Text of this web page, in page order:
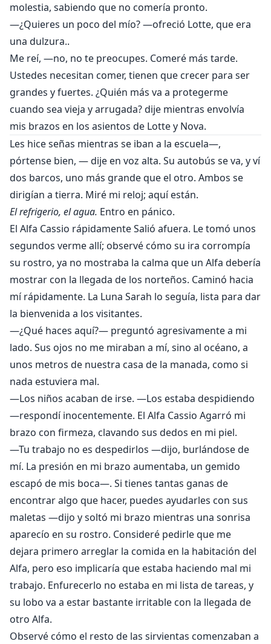
molestia, sabiendo que no comería pronto.
—¿Quieres un poco del mío? —ofreció Lotte, que era
una dulzura..
Me reí, —no, no te preocupes. Comeré más tarde.
Ustedes necesitan comer, tienen que crecer para ser
grandes y fuertes. ¿Quién más va a protegerme
cuando sea vieja y arrugada? dije mientras envolvía
mis brazos en los asientos de Lotte y Nova.
Les hice señas mientras se iban a la escuela—,
pórtense bien, — dije en voz alta. Su autobús se va, y ví
dos barcos, uno más grande que el otro. Ambos se
dirigían a tierra. Miré mi reloj; aquí están.
El refrigerio, el agua. Entro en pánico.
El Alfa Cassio rápidamente Salió afuera. Le tomó unos
segundos verme allí; observé cómo su ira corrompía
su rostro, ya no mostraba la calma que un Alfa debería
mostrar con la llegada de los norteños. Caminó hacia
mí rápidamente. La Luna Sarah lo seguía, lista para dar
la bienvenida a los visitantes.
—¿Qué haces aquí?— preguntó agresivamente a mi
lado. Sus ojos no me miraban a mí, sino al océano, a
unos metros de nuestra casa de la manada, como si
nada estuviera mal.
—Los niños acaban de irse. —Los estaba despidiendo
—respondí inocentemente. El Alfa Cassio Agarró mi
brazo con firmeza, clavando sus dedos en mi piel.
—Tu trabajo no es despedirlos —dijo, burlándose de
mí. La presión en mi brazo aumentaba, un gemido
escapó de mis boca—. Si tienes tantas ganas de
encontrar algo que hacer, puedes ayudarles con sus
maletas —dijo y soltó mi brazo mientras una sonrisa
aparecío en su rostro. Consideré pedirle que me
dejara primero arreglar la comida en la habitación del
Alfa, pero eso implicaría que estaba haciendo mal mi
trabajo. Enfurecerlo no estaba en mi lista de tareas, y
su lobo va a estar bastante irritable con la llegada de
otro Alfa.
Observé cómo el resto de las sirvientas comenzaban a